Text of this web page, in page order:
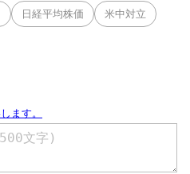
日経平均株価 米中対立